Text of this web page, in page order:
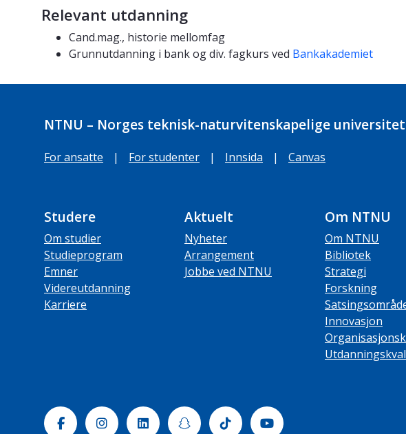
Relevant utdanning
Cand.mag., historie mellomfag
Grunnutdanning i bank og div. fagkurs ved Bankakademiet
NTNU – Norges teknisk-naturvitenskapelige universitet
For ansatte | For studenter | Innsida | Canvas
Studere
Om studier
Studieprogram
Emner
Videreutdanning
Karriere
Aktuelt
Nyheter
Arrangement
Jobbe ved NTNU
Om NTNU
Om NTNU
Bibliotek
Strategi
Forskning
Innovasjon
FacebookInstagramLinkedinSnapchatTiktok Youtube